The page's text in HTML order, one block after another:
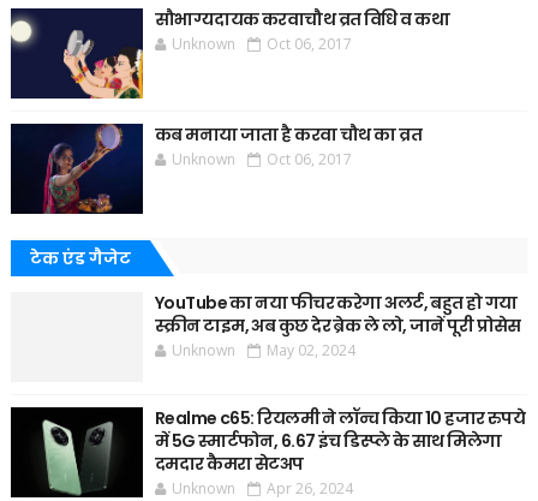
सौभाग्यदायक करवाचौथ व्रत विधि व कथा
Unknown Oct 06, 2017
कब मनाया जाता है करवा चौथ का व्रत
Unknown Oct 06, 2017
टेक एंड गैजेट
YouTube का नया फीचर करेगा अलर्ट, बहुत हो गया
स्क्रीन टाइम, अब कुछ देर ब्रेक ले लो, जानें पूरी प्रोसेस
Unknown May 02, 2024
Realme c65: रियलमी ने लॉन्च किया 10 हजार रुपये
में 5G स्मार्टफोन, 6.67 इंच डिस्प्ले के साथ मिलेगा
दमदार कैमरा सेटअप
Unknown Apr 26, 2024